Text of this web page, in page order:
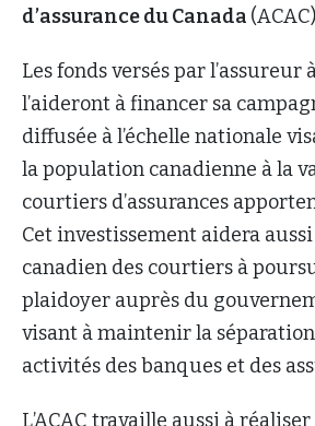
d’assurance du Canada
Les fonds versés par l’assureur à
l’aideront à financer sa
diffusée à l’échelle nationale
la population canadienne à la
courtiers d’assurances
Cet investissement aidera
canadien des courtiers à
plaidoyer auprès du
visant à maintenir la
activités des banques et des
L’ACAC travaille aussi à